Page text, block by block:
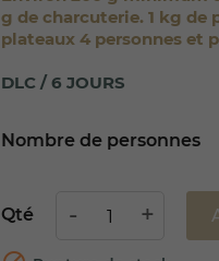
g de charcuterie. 1 kg de
plateaux 4 personnes et
DLC / 6 JOURS
Nombre de personnes
Qté